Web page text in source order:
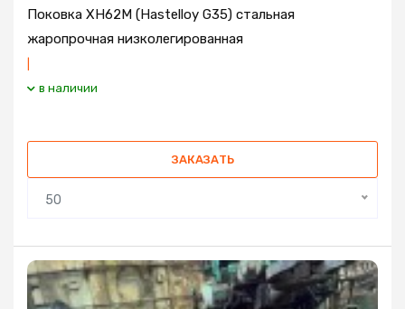
Поковка ХН62М (Hastelloy G35) стальная
жаропрочная низколегированная
в наличии
ЗАКАЗАТЬ
50